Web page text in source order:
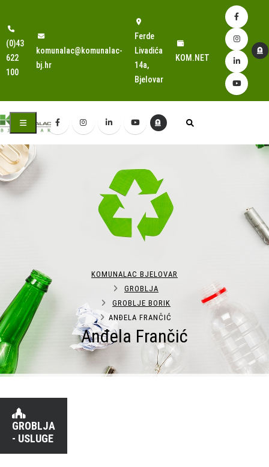
(0)43
622
100
komunalac@komunalac-
bj.hr
Ferde
Livadića
14a,
Bjelovar
KOM.NET
Anđela Frančić
KOMUNALAC BJELOVAR
GROBLJA
GROBLJE BORIK
ANĐELA FRANČIĆ
GROBLJA
- USLUGE